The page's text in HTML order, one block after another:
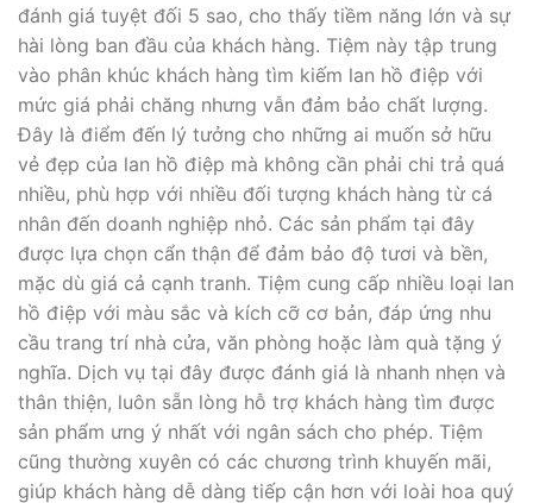
đánh giá tuyệt đối 5 sao, cho thấy tiềm năng lớn và sự
hài lòng ban đầu của khách hàng. Tiệm này tập trung
vào phân khúc khách hàng tìm kiếm lan hồ điệp với
mức giá phải chăng nhưng vẫn đảm bảo chất lượng.
Đây là điểm đến lý tưởng cho những ai muốn sở hữu
vẻ đẹp của lan hồ điệp mà không cần phải chi trả quá
nhiều, phù hợp với nhiều đối tượng khách hàng từ cá
nhân đến doanh nghiệp nhỏ. Các sản phẩm tại đây
được lựa chọn cẩn thận để đảm bảo độ tươi và bền,
mặc dù giá cả cạnh tranh. Tiệm cung cấp nhiều loại lan
hồ điệp với màu sắc và kích cỡ cơ bản, đáp ứng nhu
cầu trang trí nhà cửa, văn phòng hoặc làm quà tặng ý
nghĩa. Dịch vụ tại đây được đánh giá là nhanh nhẹn và
thân thiện, luôn sẵn lòng hỗ trợ khách hàng tìm được
sản phẩm ưng ý nhất với ngân sách cho phép. Tiệm
cũng thường xuyên có các chương trình khuyến mãi,
giúp khách hàng dễ dàng tiếp cận hơn với loài hoa quý